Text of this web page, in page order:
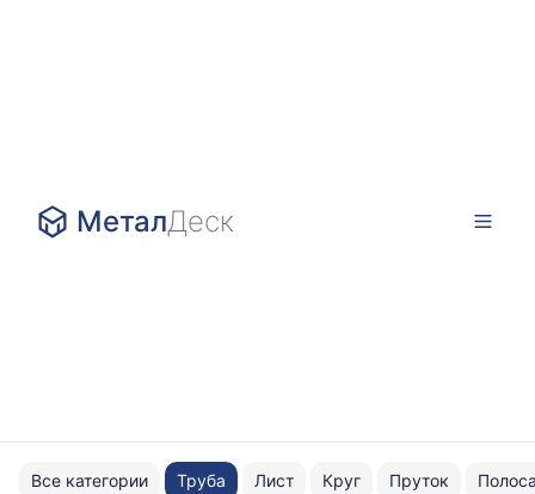
МеталДеск
Все категории Труба Лист Круг Пруток